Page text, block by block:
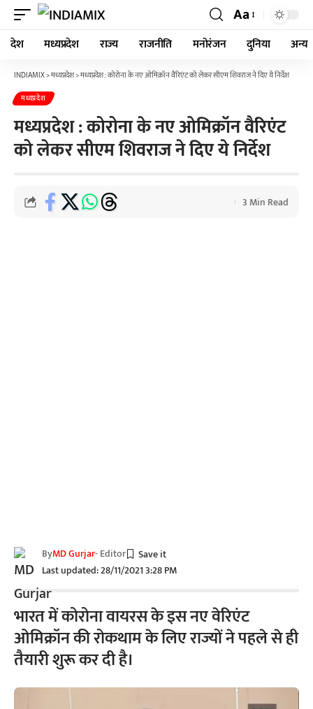
Aa
देश मध्यप्रदेश राज्य राजनीति मनोरंजन दुनिया अन्य
INDIAMIX>मध्यप्रदेश>मध्यप्रदेश : कोरोना के नए ओमिक्रॉन वैरिएंट को लेकर सीएम शिवराज ने दिए ये निर्देश
मध्यप्रदेश
मध्यप्रदेश : कोरोना के नए ओमिक्रॉन वैरिएंट
को लेकर सीएम शिवराज ने दिए ये निर्देश
Last updated: 28/11/2021 3:28 PM
ByMD Gurjar- Editor
3 Min Read
भारत में कोरोना वायरस के इस नए वेरिएंट
ओमिक्रॉन की रोकथाम के लिए राज्यों ने पहले से ही
तैयारी शुरू कर दी है।